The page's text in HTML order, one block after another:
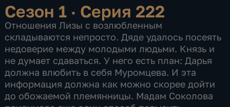
Сезон 1 · Серия 222
Отношения Лизы с возлюбленным
складываются непросто. Дяде удалось посеять
недоверие между молодыми людьми. Князь и
не думает сдаваться. У него есть план: Дарья
должна влюбить в себя Муромцева. И эта
информация должна как можно скорее дойти
до обожаемой племянницы. Мадам Соколова